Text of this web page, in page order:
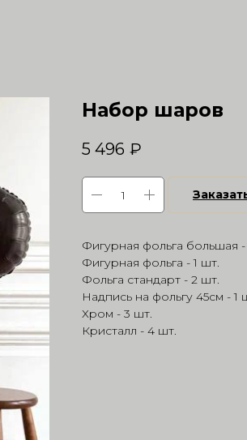
Набор шаров
5 496 ₽
Фигурная фольга большая -
Фигурная фольга - 1 шт.
Фольга стандарт - 2 шт.
Надпись на фольгу 45см - 1
Хром - 3 шт.
Кристалл - 4 шт.